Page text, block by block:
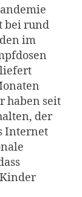
bei rund
im
haben seit
der
Internet